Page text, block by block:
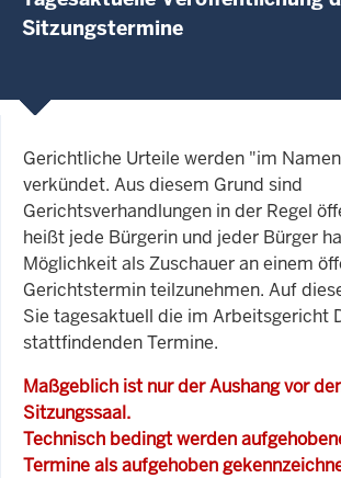
Sitzungstermine
Gerichtliche Urteile werden "im
verkündet. Aus diesem Grund sind
Gerichtsverhandlungen in der Regel
heißt jede Bürgerin und jeder Bürger
Möglichkeit als Zuschauer an einem
Gerichtstermin teilzunehmen. Auf
Sie tagesaktuell die im Arbeitsgericht
stattfindenden Termine.
Maßgeblich ist nur der Aushang vor
Sitzungssaal.
Technisch bedingt werden
Termine als aufgehoben